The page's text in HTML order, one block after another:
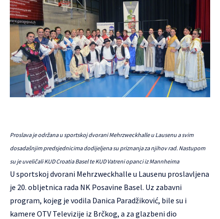
Proslava je održana u sportskoj dvorani Mehrzweckhalle u Lausenu a svim
dosadašnjim predsjednicima dodijeljena su priznanja za njihov rad. Nastupom
su je uveličali KUD Croatia Basel te KUD Vatreni opanci iz Mannheima
U sportskoj dvorani Mehrzweckhalle u Lausenu proslavljena
je 20. obljetnica rada NK Posavine Basel. Uz zabavni
program, kojeg je vodila Danica Paradžiković, bile su i
kamere OTV Televizije iz Brčkog, a za glazbeni dio